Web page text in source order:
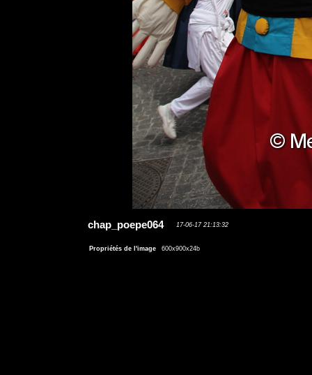
chap_poepe064 17-06-17 21:13:32
Propriétés de l'image 600x900x24b